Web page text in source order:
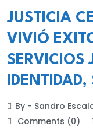
JUSTICIA
VIVIÓ
SERVICIOS
By - Sandro
Comments (0)